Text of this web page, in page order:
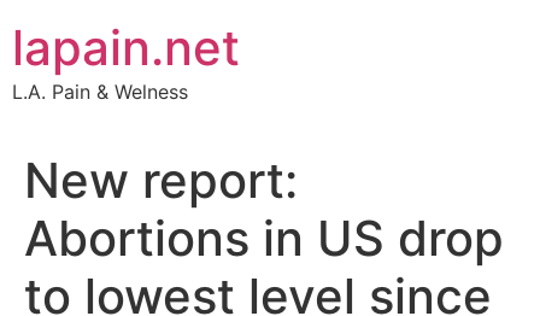
content
lapain.net
L.A. Pain & Welness
New report:
Abortions in US drop
to lowest level since